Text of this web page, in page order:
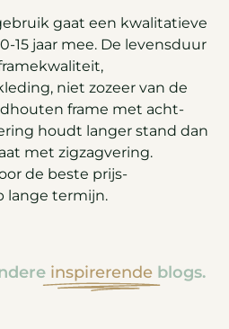
gaat een kwalitatieve
15 jaar mee. De levensduur
niet zozeer van de
frame met acht-
houdt langer stand dan
met zigzagvering.
de beste prijs-
lange termijn.
inspirerende blogs.